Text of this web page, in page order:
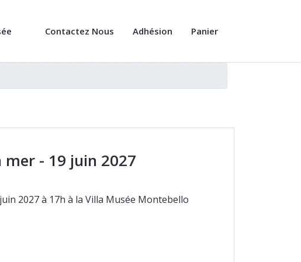
Contactez Nous Adhésion Panier
- 19 juin 2027
2027 à 17h à la Villa Musée Montebello